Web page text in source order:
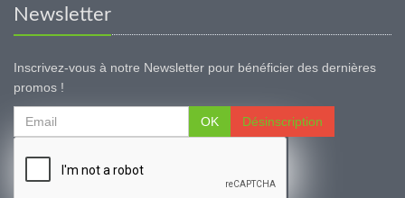
Newsletter
Inscrivez-vous à notre Newsletter pour bénéficier des dernières
promos !
OK Désinscription